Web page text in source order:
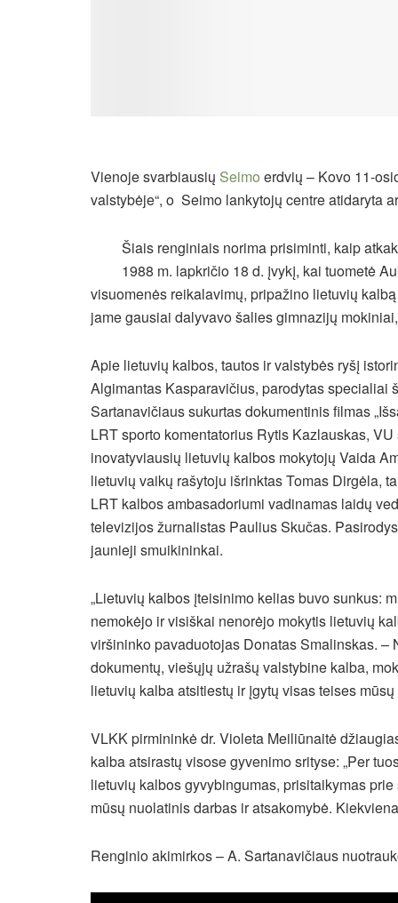
Vienoje svarbiausių Seimo erdvių – Kovo 11-
valstybėje“, o Seimo lankytojų centre atidaryta
Šiais renginiais norima prisiminti, kaip
1988 m. lapkričio 18 d. įvykį, kai tuometė
visuomenės reikalavimų, pripažino lietuvių
jame gausiai dalyvavo šalies gimnazijų
Apie lietuvių kalbos, tautos ir valstybės ryšį
Algimantas Kasparavičius, parodytas specialiai
Sartanavičiaus sukurtas dokumentinis filmas
LRT sporto komentatorius Rytis Kazlauskas,
inovatyviausių lietuvių kalbos mokytojų Vaida
lietuvių vaikų rašytoju išrinktas Tomas Dirgėla,
LRT kalbos ambasadoriumi vadinamas laidų
televizijos žurnalistas Paulius Skučas.
jaunieji smuikininkai.
„Lietuvių kalbos įteisinimo kelias buvo sunkus:
nemokėjo ir visiškai nenorėjo mokytis lietuvių
viršininko pavaduotojas Donatas Smalinskas.
dokumentų, viešųjų užrašų valstybine kalba,
lietuvių kalba atsitiestų ir įgytų visas teises mūsų
VLKK pirmininkė dr. Violeta Meiliūnaitė
kalba atsirastų visose gyvenimo srityse: „Per
lietuvių kalbos gyvybingumas, prisitaikymas
mūsų nuolatinis darbas ir atsakomybė.
Renginio akimirkos – A. Sartanavičiaus